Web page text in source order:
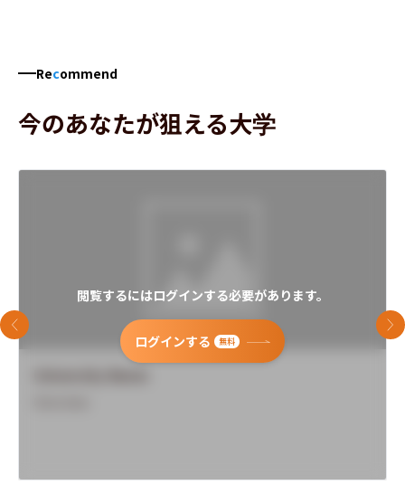
Recommend
今のあなたが狙える大学
閲覧するにはログインする必要があります。
ログインする 無料
前のスライド 次